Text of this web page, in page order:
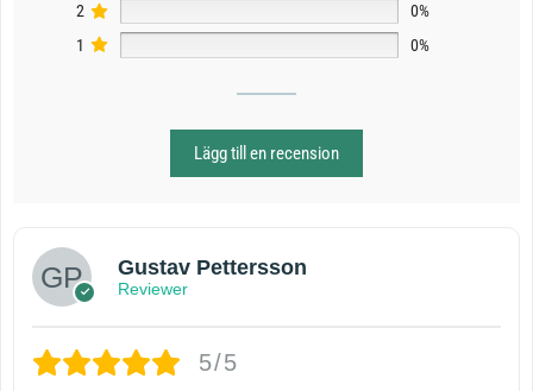
2
0%
1
0%
Lägg till en recension
Gustav Pettersson
Reviewer
5/5